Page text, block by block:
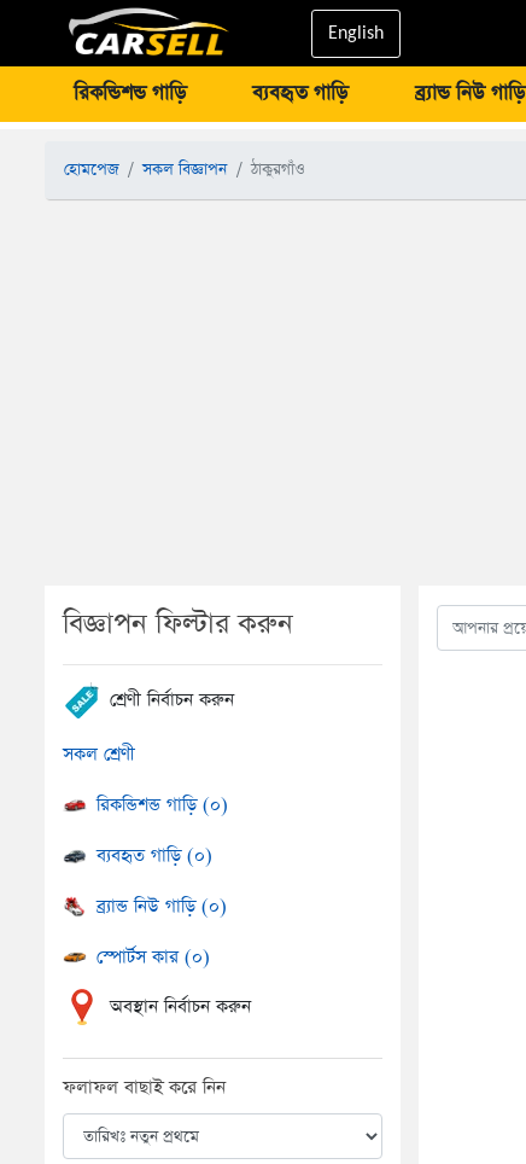
English
রিকন্ডিশন্ড গাড়ি ব্যবহৃত গাড়ি ব্র্যান্ড নিউ গাড়ি
হোমপেজ সকল বিজ্ঞাপন ঠাকুরগাঁও
বিজ্ঞাপন ফিল্টার করুন
শ্রেণী নির্বাচন করুন
সকল শ্রেণী
রিকন্ডিশন্ড গাড়ি (০)
ব্যবহৃত গাড়ি (০)
ব্র্যান্ড নিউ গাড়ি (০)
স্পোর্টস কার (০)
অবস্থান নির্বাচন করুন
ফলাফল বাছাই করে নিন